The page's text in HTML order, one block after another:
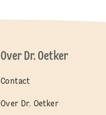
Over Dr. Oetker
Contact
Over Dr. Oetker